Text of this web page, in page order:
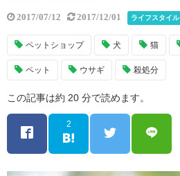
2017/07/12 2017/12/01 ライフスタイル
ペットショップ 犬 猫
ペット ウサギ 殺処分
この記事は約 20 分で読めます。
2